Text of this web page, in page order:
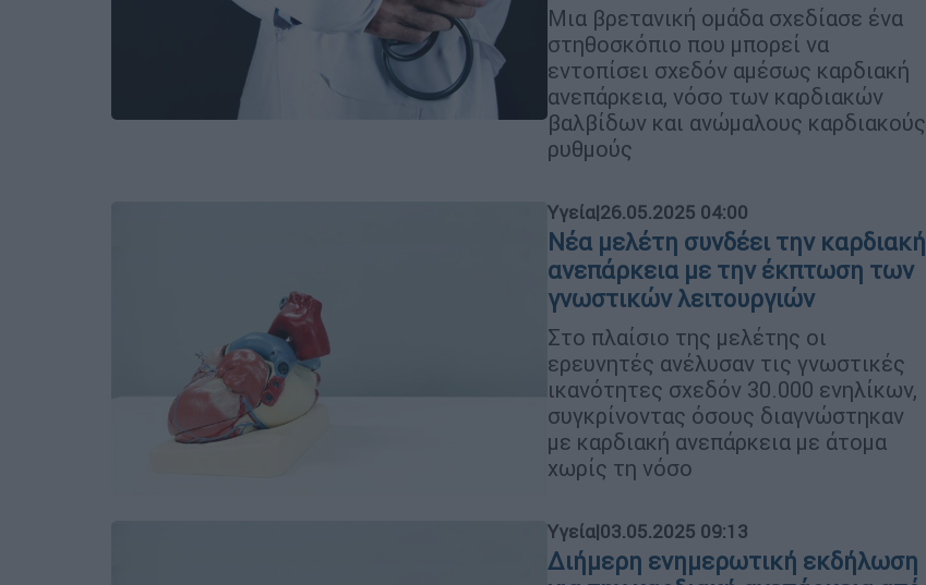
Μια βρετανική ομάδα σχεδίασε ένα
στηθοσκόπιο που μπορεί να
εντοπίσει σχεδόν αμέσως καρδιακή
ανεπάρκεια, νόσο των καρδιακών
βαλβίδων και ανώμαλους καρδιακούς
ρυθμούς
Υγεία|26.05.2025 04:00
Νέα μελέτη συνδέει την καρδιακή
ανεπάρκεια με την έκπτωση των
γνωστικών λειτουργιών
Στο πλαίσιο της μελέτης οι
ερευνητές ανέλυσαν τις γνωστικές
ικανότητες σχεδόν 30.000 ενηλίκων,
συγκρίνοντας όσους διαγνώστηκαν
με καρδιακή ανεπάρκεια με άτομα
χωρίς τη νόσο
Υγεία|03.05.2025 09:13
Διήμερη ενημερωτική εκδήλωση